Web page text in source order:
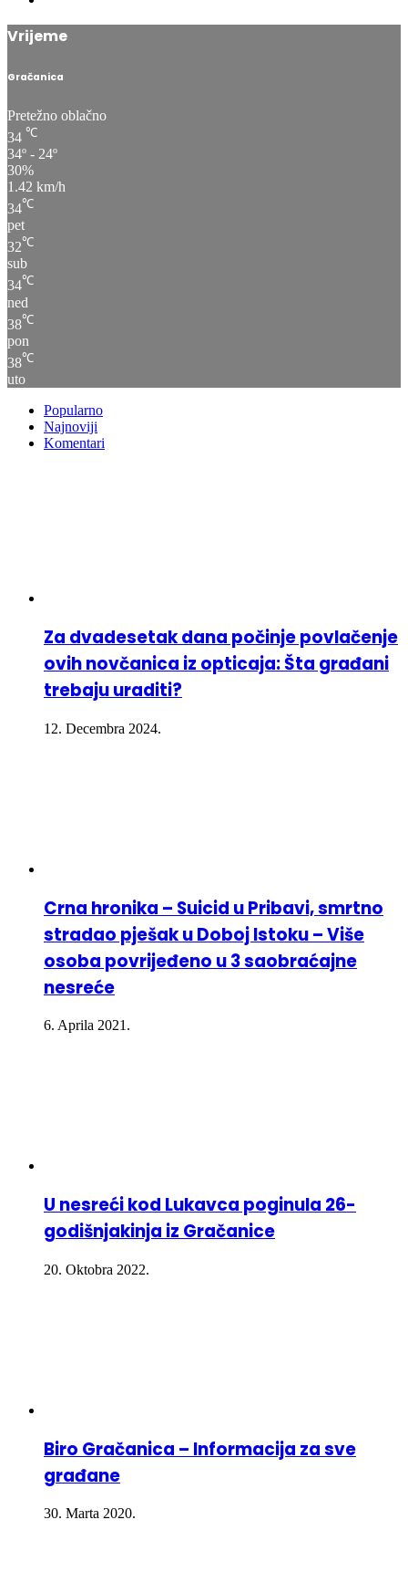
Vrijeme
Gračanica
Pretežno oblačno
34 ℃
34º - 24º
30%
1.42 km/h
34℃
pet
32℃
sub
34℃
ned
38℃
pon
38℃
uto
Popularno
Najnoviji
Komentari
Za dvadesetak dana počinje povlačenje
ovih novčanica iz opticaja: Šta građani
trebaju uraditi?
12. Decembra 2024.
Crna hronika – Suicid u Pribavi, smrtno
stradao pješak u Doboj Istoku – Više
osoba povrijeđeno u 3 saobraćajne
nesreće
6. Aprila 2021.
U nesreći kod Lukavca poginula 26-
godišnjakinja iz Gračanice
20. Oktobra 2022.
Biro Gračanica – Informacija za sve
građane
30. Marta 2020.